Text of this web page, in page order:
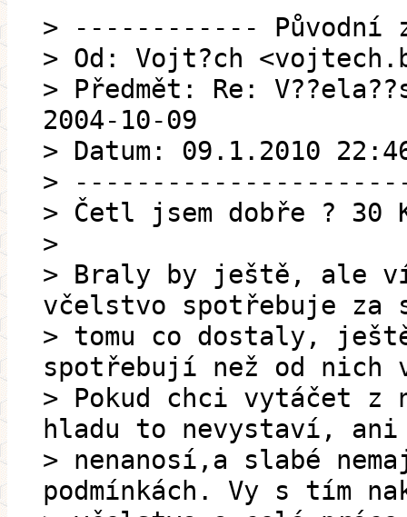
> ------------ Původní
> Od: Vojt?ch
> Předmět: Re:
2004-10-09
> Datum: 09.1.2010
>
> Četl jsem dobře ? 30
>
> Braly by ještě, ale
včelstvo spotřebuje za
> tomu co dostaly,
spotřebují než od nich
> Pokud chci vytáčet z
hladu to nevystaví, ani
> nenanosí,a slabé
podmínkách. Vy s tím